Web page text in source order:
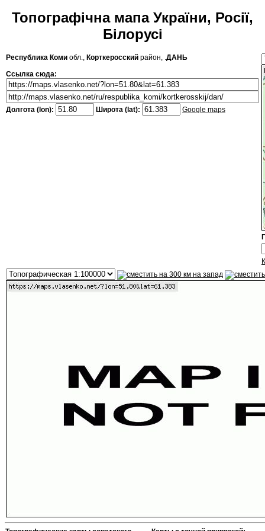
Топографічна мапа України, Росії,
Білорусі
Республика Коми обл., Корткеросский район, .ДАНЬ
Ссылка сюда:
Долгота (lon): Широта (lat): Google maps